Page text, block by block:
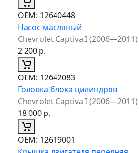
ОЕМ: 12640448
Насос масляный
Chevrolet Captiva I (2006—2011)
2 200р.
ОЕМ: 12642083
Головка блока цилиндров
Chevrolet Captiva I (2006—2011)
18 000р.
ОЕМ: 12619001